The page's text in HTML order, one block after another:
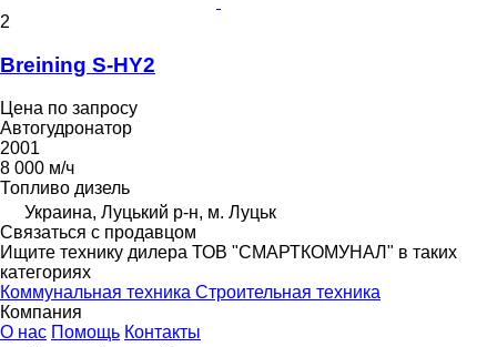
2
Breining S-HY2
Цена по запросу
Автогудронатор
2001
8 000 м/ч
Топливо дизель
Украина, Луцький р-н, м. Луцьк
Связаться с продавцом
Ищите технику дилера ТОВ "СМАРТКОМУНАЛ" в таких
категориях
Коммунальная техника Строительная техника
Компания
О нас Помощь Контакты